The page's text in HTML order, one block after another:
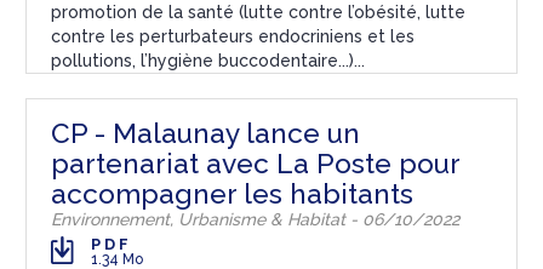
promotion de la santé (lutte contre l’obésité, lutte
contre les perturbateurs endocriniens et les
pollutions, l’hygiène buccodentaire...)...
CP - Malaunay lance un
partenariat avec La Poste pour
accompagner les habitants
Environnement, Urbanisme & Habitat - 06/10/2022
PDF
1.34 Mo